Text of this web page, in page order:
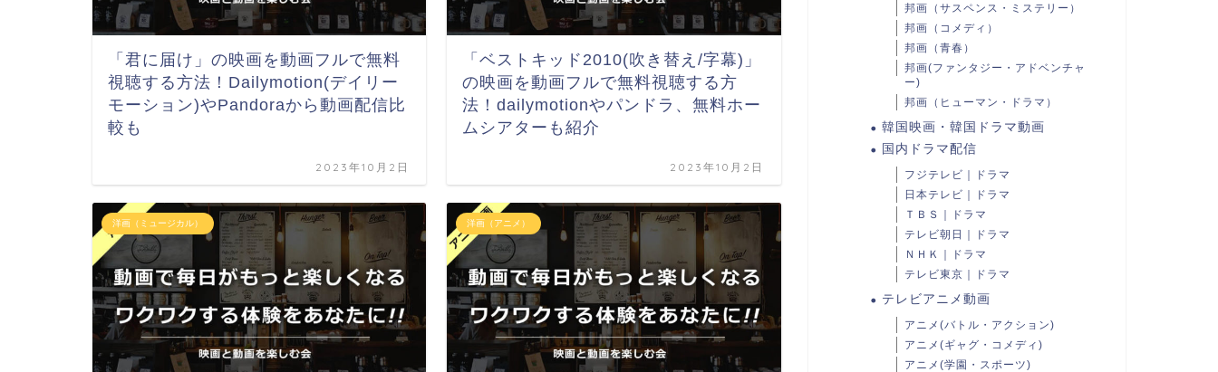
「君に届け」の映画を動画フルで無料
視聴する方法！Dailymotion(デイリー
モーション)やPandoraから動画配信比
較も
2023年10月2日
「ベストキッド2010(吹き替え/字幕)」
の映画を動画フルで無料視聴する方
法！dailymotionやパンドラ、無料ホー
ムシアターも紹介
2023年10月2日
洋画（ミュージカル） 洋画（アニメ）
邦画（サスペンス・ミステリー）
邦画（コメディ）
邦画（青春）
邦画(ファンタジー・アドベンチャ
ー)
邦画（ヒューマン・ドラマ）
韓国映画・韓国ドラマ動画
国内ドラマ配信
フジテレビ｜ドラマ
日本テレビ｜ドラマ
ＴＢＳ｜ドラマ
テレビ朝日｜ドラマ
ＮＨＫ｜ドラマ
テレビ東京｜ドラマ
テレビアニメ動画
アニメ(バトル・アクション)
アニメ(ギャグ・コメディ)
アニメ(学園・スポーツ)